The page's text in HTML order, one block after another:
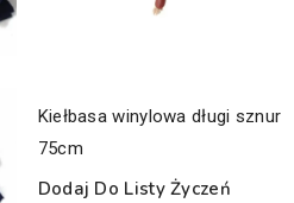
Kiełbasa winylowa długi sznur
75cm
Dodaj Do Listy Życzeń